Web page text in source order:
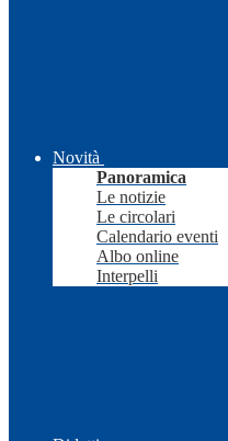
Novità
Panoramica
Le notizie
Le circolari
Calendario eventi
Albo online
Interpelli